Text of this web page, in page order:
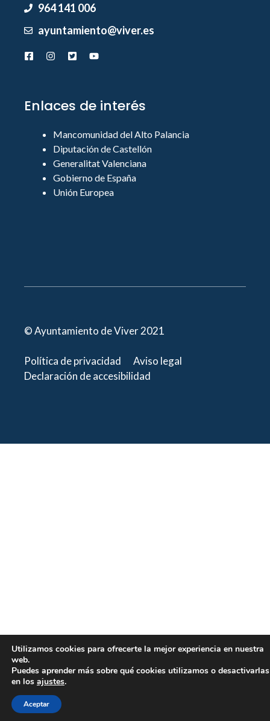
964 141 006
ayuntamiento@viver.es
Enlaces de interés
Mancomunidad del Alto Palancia
Diputación de Castellón
Generalitat Valenciana
Gobierno de España
Unión Europea
© Ayuntamiento de Viver 2021
Política de privacidad
Aviso legal
Declaración de accesibilidad
Utilizamos cookies para ofrecerte la mejor experiencia en nuestra
web.
Puedes aprender más sobre qué cookies utilizamos o desactivarlas
en los ajustes.
Aceptar